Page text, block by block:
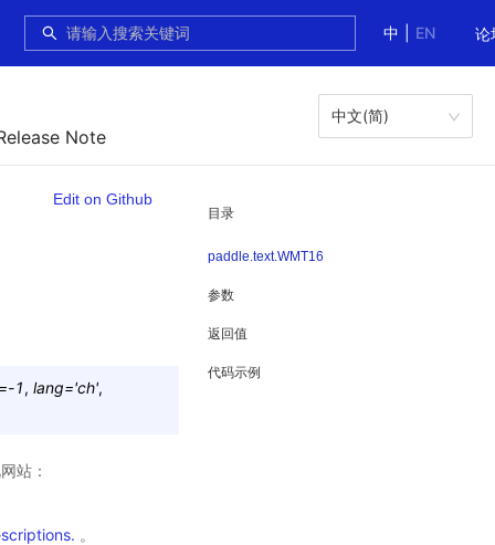
中
EN 论
Note
中文(简)
目录
paddle.text.WMT16
参数
返回值
代码示例
Edit on Github
=-1, lang='ch',
站：
。